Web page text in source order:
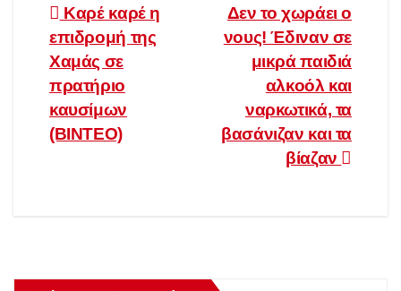
Πλοήγηση
άρθρων
Δεν το χωράει ο
νους! Έδιναν σε
μικρά παιδιά
αλκοόλ και
ναρκωτικά, τα
βασάνιζαν και τα
βίαζαν
Καρέ καρέ η
επιδρομή της
Χαμάς σε
πρατήριο
καυσίμων
(ΒΙΝΤΕΟ)